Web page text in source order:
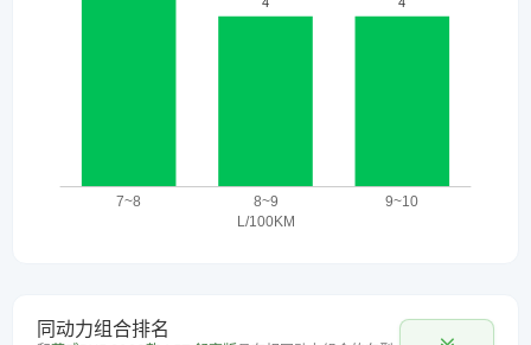
同动力组合排名